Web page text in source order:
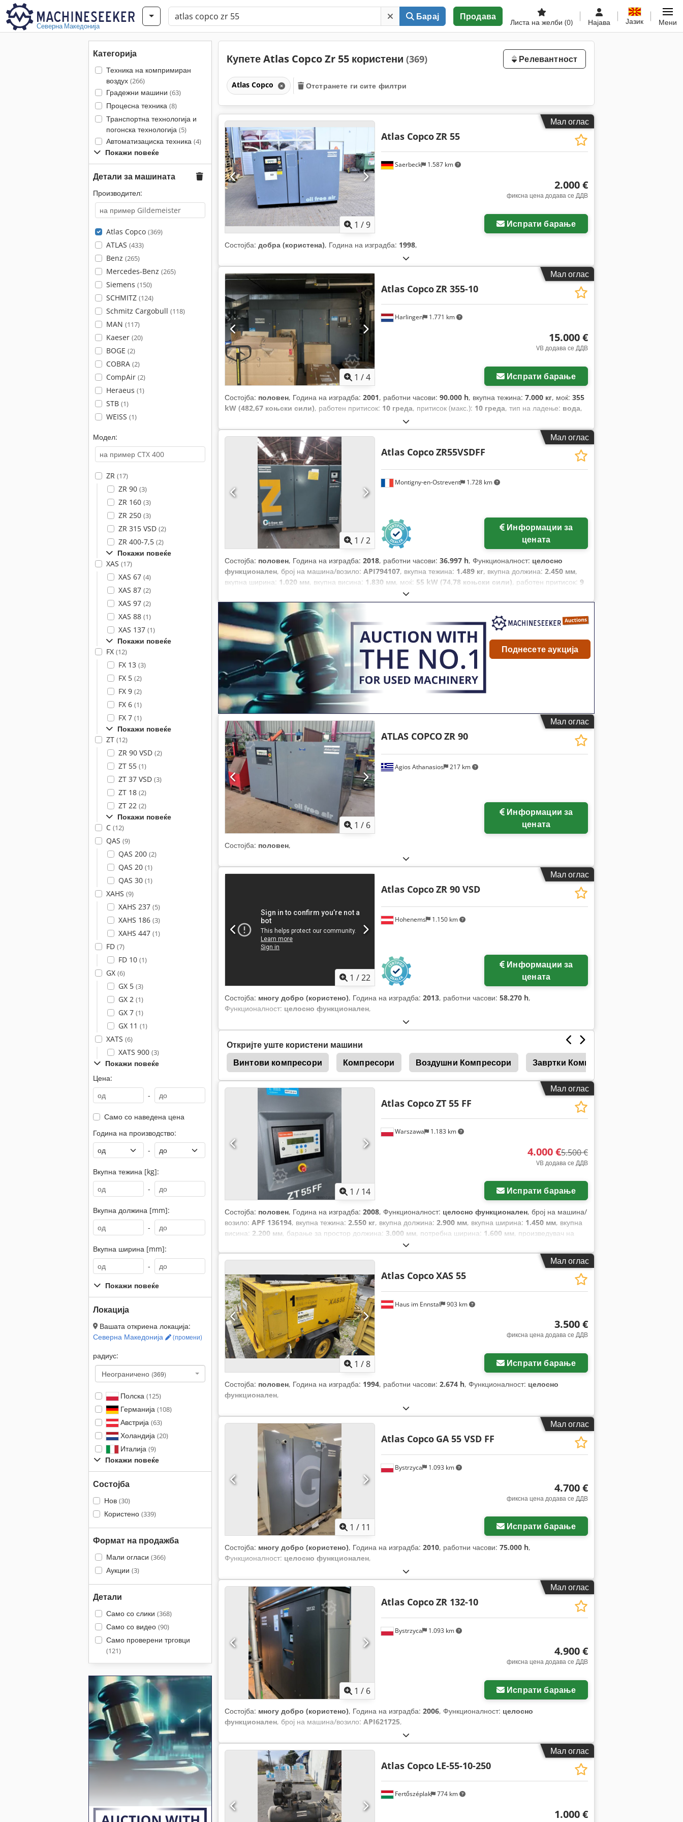
Северна Македонија
Барај Продава
Листа на желби (0) Најава Јазик Мени
Категорија
Техника на компримиран
воздух (266)
Градежни машини (63)
Процесна техника (8)
Транспортна технологија и
погонска технологија (5)
Автоматизациска техника (4)
Покажи повеќе
Детали за машината
Производител:
Atlas Copco (369)
ATLAS (433)
Benz (265)
Mercedes-Benz (265)
Siemens (150)
SCHMITZ (124)
Schmitz Cargobull (118)
MAN (117)
Kaeser (20)
BOGE (2)
COBRA (2)
CompAir (2)
Heraeus (1)
STB (1)
WEISS (1)
Модел:
ZR (17)
ZR 90 (3)
ZR 160 (3)
ZR 250 (3)
ZR 315 VSD (2)
ZR 400-7,5 (2)
Покажи повеќе
XAS (17)
XAS 67 (4)
XAS 87 (2)
XAS 97 (2)
XAS 88 (1)
XAS 137 (1)
Покажи повеќе
FX (12)
FX 13 (3)
FX 5 (2)
FX 9 (2)
FX 6 (1)
FX 7 (1)
Покажи повеќе
ZT (12)
ZR 90 VSD (2)
ZT 55 (1)
ZT 37 VSD (3)
ZT 18 (2)
ZT 22 (2)
Покажи повеќе
C (12)
QAS (9)
QAS 200 (2)
QAS 20 (1)
QAS 30 (1)
XAHS (9)
XAHS 237 (5)
XAHS 186 (3)
XAHS 447 (1)
FD (7)
FD 10 (1)
GX (6)
GX 5 (3)
GX 2 (1)
GX 7 (1)
GX 11 (1)
XATS (6)
XATS 900 (3)
Покажи повеќе
Цена:
-
Само со наведена цена
Година на производство:
-
Вкупна тежина [kg]:
-
Вкупна должина [mm]:
-
Вкупна ширина [mm]:
-
Покажи повеќе
Локација
Вашата откриена локација:
Северна Македонија
(промени)
радиус:
Неограничено (369)
Полска (125)
Германија (108)
Австрија (63)
Холандија (20)
Италија (9)
Покажи повеќе
Состојба
Нов (30)
Користено (339)
Формат на продажба
Мали огласи (366)
Аукции (3)
Детали
Само со слики (368)
Само со видео (90)
Само проверени трговци
(121)
Купете Atlas Copco Zr 55 користени (369) Релевантност
Atlas Copco Отстранете ги сите филтри
Мал оглас
1 /9
Saerbeck 1.587 km
Atlas CopcoZR 55
2.000 €
фиксна цена додава се ДДВ
Испрати барање
Состојба: добра (користена), Година на изградба: 1998,
Мал оглас
1 /4
Harlingen 1.771 km
Atlas CopcoZR 355-10
15.000 €
VB додава се ДДВ
Испрати барање
Состојба: половен, Година на изградба: 2001, работни часови: 90.000 h, вкупна тежина: 7.000 кг, моќ: 355
kW (482,67 коњски сили), работен притисок: 10 греда, притисок (макс.): 10 греда, тип на ладење: вода,
Мал оглас
Побарајте повеќе
1 /2
Montigny-en-Ostrevent 1.728 km
Atlas CopcoZR55VSDFF
цената
Состојба: половен, Година на изградба: 2018, работни часови: 36.997 h, Функционалност: целосно
функционален, број на машина/возило: API794107, вкупна тежина: 1.489 кг, вкупна должина: 2.450 мм,
вкупна ширина: 1.020 мм, вкупна висина: 1.830 мм, моќ: 55 kW (74,78 коњски сили), работен притисок: 9
Достапна табличка со податоци, компресор, систем за
компримиран воздух,
Поднесете аукција
Мал оглас
1 / 6
Agios Athanasios 217 km
ATLAS COPCOZR 90
цената
Состојба: половен,
Мал оглас
1 /22
Hohenems 1.150 km
Atlas CopcoZR 90 VSD
цената
Состојба: многу добро (користено), Година на изградба: 2013, работни часови: 58.270 h,
Функционалност: целосно функционален,
Откријте уште користени машини
Винтови компресори
Компресори Воздушни Компресори Завртки Компресори
Atlas Copco Пумпа Atlas Copco Xrxs 566
Мал оглас
1 / 14
Warszawa 1.183 km
Atlas CopcoZT 55 FF
4.000 €5.500 €
VB додава се ДДВ
Испрати барање
Состојба: половен, Година на изградба: 2008, Функционалност: целосно функционален, број на машина/
возило: APF 136194, вкупна тежина: 2.550 кг, вкупна должина: 2.900 мм, вкупна ширина: 1.450 мм, вкупна
висина: 2.200 мм, барање за простор должина: 3.000 мм, потребна ширина: 1.600 мм, произведувач на
Мал оглас
1 /8
Haus im Ennstal 903 km
Atlas CopcoXAS 55
3.500 €
фиксна цена додава се ДДВ
Испрати барање
Состојба: половен, Година на изградба: 1994, работни часови: 2.674 h, Функционалност: целосно
функционален,
Мал оглас
1 / 11
Bystrzyca 1.093 km
Atlas Copco GA 55 VSD FF
4.700 €
фиксна цена додава се ДДВ
Испрати барање
Состојба: многу добро (користено), Година на изградба: 2010, работни часови: 75.000 h,
Функционалност: целосно функционален,
Мал оглас
1 / 6
Bystrzyca 1.093 km
Atlas CopcoZR 132-10
4.900 €
фиксна цена додава се ДДВ
Испрати барање
Состојба: многу добро (користено), Година на изградба: 2006, Функционалност: целосно
функционален, број на машина/возило: API621725,
Мал оглас
Fertőszéplak 774 km
Atlas Copco LE-55-10-250
1.000 €